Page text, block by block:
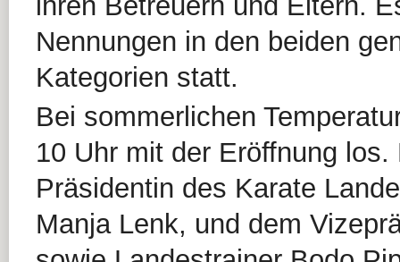
Nennungen in den beiden
Kategorien statt.
Bei sommerlichen
10 Uhr mit der Eröffnung los.
Präsidentin des Karate
Manja Lenk, und dem